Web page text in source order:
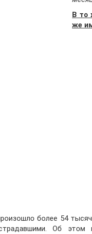
В то
же
более 54
Об этом